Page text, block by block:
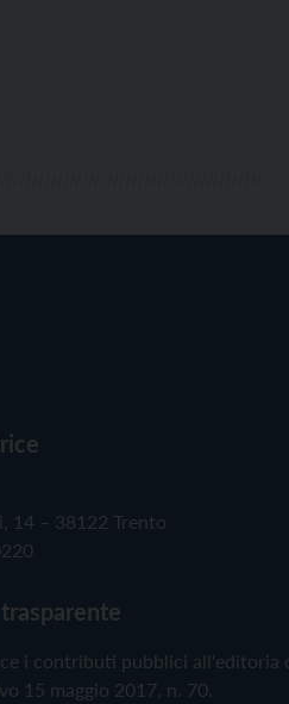
14 – 38122 Trento
i contributi pubblici all'editoria
15 maggio 2017, n. 70.